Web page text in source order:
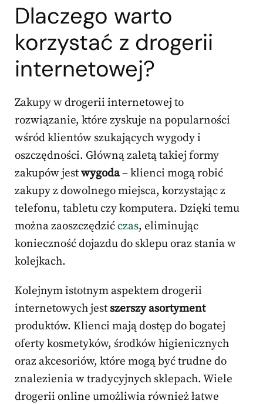
Dlaczego warto
korzystać z drogerii
internetowej?
Zakupy w drogerii internetowej to
rozwiązanie, które zyskuje na popularności
wśród klientów szukających wygody i
oszczędności. Główną zaletą takiej formy
zakupów jestwygoda– klienci mogą robić
zakupy z dowolnego miejsca, korzystając z
telefonu, tabletu czy komputera. Dzięki temu
można zaoszczędzićczas, eliminując
konieczność dojazdu do sklepu oraz stania w
kolejkach.
Kolejnym istotnym aspektem drogerii
internetowych jest szerszy asortyment
produktów. Klienci mają dostęp do bogatej
oferty kosmetyków, środków higienicznych
oraz akcesoriów, które mogą być trudne do
znalezienia w tradycyjnych sklepach. Wiele
drogerii online umożliwia również łatwe